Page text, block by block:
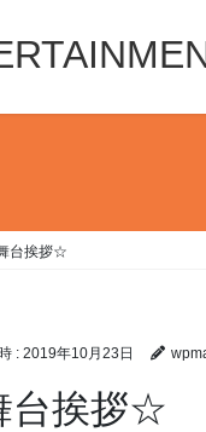
台挨拶☆
: 2019年10月23日
台挨拶☆